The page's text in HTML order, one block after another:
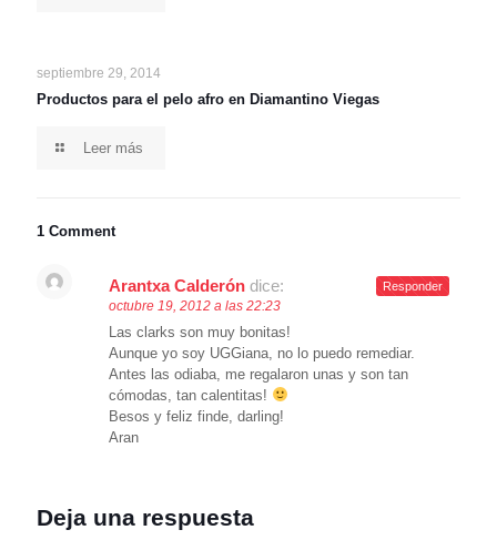
septiembre 29, 2014
Productos para el pelo afro en Diamantino Viegas
Leer más
1 Comment
Arantxa Calderón dice:
octubre 19, 2012 a las 22:23
Las clarks son muy bonitas!
Aunque yo soy UGGiana, no lo puedo remediar.
Antes las odiaba, me regalaron unas y son tan
cómodas, tan calentitas!
Besos y feliz finde, darling!
Aran
Responder
Deja una respuesta